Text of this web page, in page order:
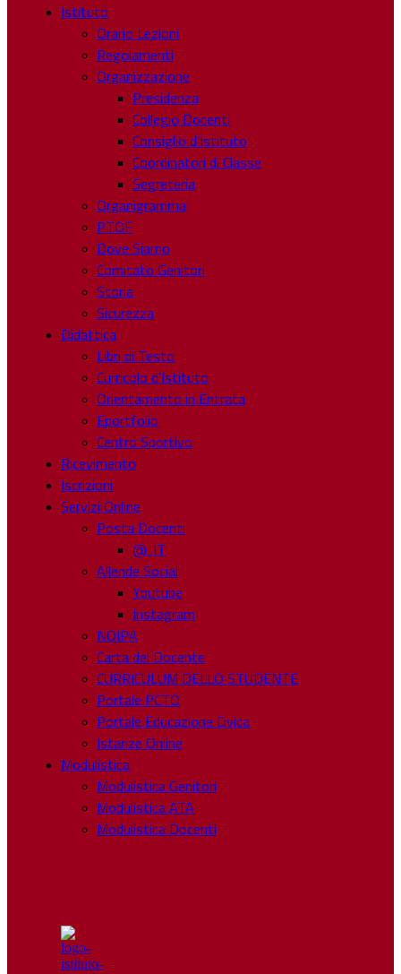
Istituto
Orario Lezioni
Regolamenti
Organizzazione
Presidenza
Collegio Docenti
Consiglio d’Istituto
Coordinatori di Classe
Segreteria
Organigramma
PTOF
Dove Siamo
Comitato Genitori
Storia
Sicurezza
Didattica
Libri di Testo
Curricolo d’Istituto
Orientamento in Entrata
Eportfolio
Centro Sportivo
Ricevimento
Iscrizioni
Servizi Online
Posta Docenti
@ .IT
Allende Social
Youtube
Instagram
NOIPA
Carta del Docente
CURRICULUM DELLO STUDENTE
Portale PCTO
Portale Educazione Civica
Istanze Online
Modulistica
Modulistica Genitori
Modulistica ATA
Modulistica Docenti